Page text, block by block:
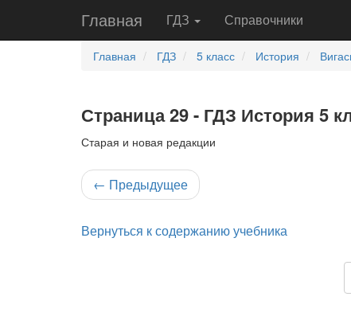
Главная ГДЗ Справочники
Главная ГДЗ 5 класс История
Страница 29 - ГДЗ История 5
Старая и новая редакции
← Предыдущее
Вернуться к содержанию учебника